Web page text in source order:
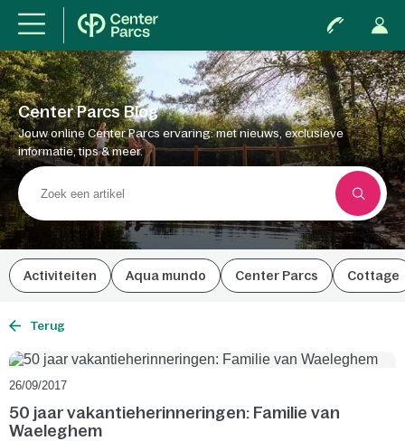
Center Parcs Blog
Jouw online Center Parcs ervaring: met nieuws, exclusieve
informatie, tips & meer.
Activiteiten Aqua mundo Center Parcs Cottage
Terug
26/09/2017
50 jaar vakantieherinneringen: Familie van
Waeleghem